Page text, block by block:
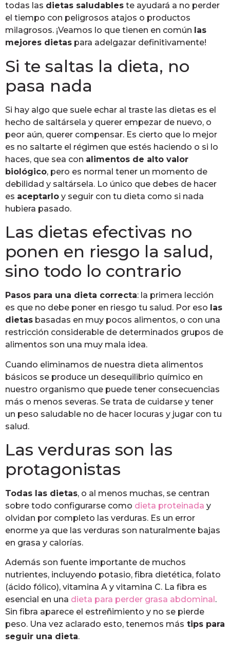
todas las dietas saludables te ayudará a no perder
el tiempo con peligrosos atajos o productos
milagrosos. ¡Veamos lo que tienen en común las
mejores dietas para adelgazar definitivamente!
Si te saltas la dieta, no
pasa nada
Si hay algo que suele echar al traste las dietas es el
hecho de saltársela y querer empezar de nuevo, o
peor aún, querer compensar. Es cierto que lo mejor
es no saltarte el régimen que estés haciendo o si lo
haces, que sea con alimentos de alto valor
biológico, pero es normal tener un momento de
debilidad y saltársela. Lo único que debes de hacer
es aceptarlo y seguir con tu dieta como si nada
hubiera pasado.
Las dietas efectivas no
ponen en riesgo la salud,
sino todo lo contrario
Pasos para una dieta correcta: la primera lección
es que no debe poner en riesgo tu salud. Por eso las
dietas basadas en muy pocos alimentos, o con una
restricción considerable de determinados grupos de
alimentos son una muy mala idea.
Cuando eliminamos de nuestra dieta alimentos
básicos se produce un desequilibrio químico en
nuestro organismo que puede tener consecuencias
más o menos severas. Se trata de cuidarse y tener
un peso saludable no de hacer locuras y jugar con tu
salud.
Las verduras son las
protagonistas
Todas las dietas, o al menos muchas, se centran
sobre todo configurarse como dieta proteinada y
olvidan por completo las verduras. Es un error
enorme ya que las verduras son naturalmente bajas
en grasa y calorías.
Además son fuente importante de muchos
nutrientes, incluyendo potasio, fibra dietética, folato
(ácido fólico), vitamina A y vitamina C. La fibra es
esencial en una dieta para perder grasa abdominal .
Sin fibra aparece el estreñimiento y no se pierde
peso. Una vez aclarado esto, tenemos más tips para
seguir una dieta.